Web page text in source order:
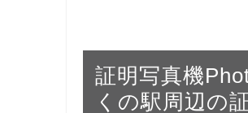
証明写真機
くの駅周辺の